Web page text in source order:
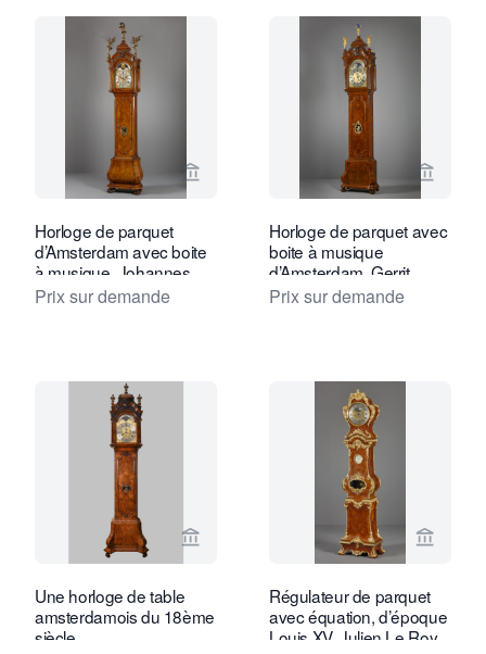
Voir la page vendeur de Kollenburg
Horloge de parquet
d’Amsterdam avec boite
à musique, Johannes
Uswald
Prix sur demande
Voir la
Horloge de parquet avec
boite à musique
d’Amsterdam, Gerrit
Bramer
Prix sur demande
Voir la page vendeur de Limburg
Une horloge de table
amsterdamois du 18ème
siècle
Voir la
Régulateur de parquet
avec équation, d’époque
Louis XV, Julien Le Roy